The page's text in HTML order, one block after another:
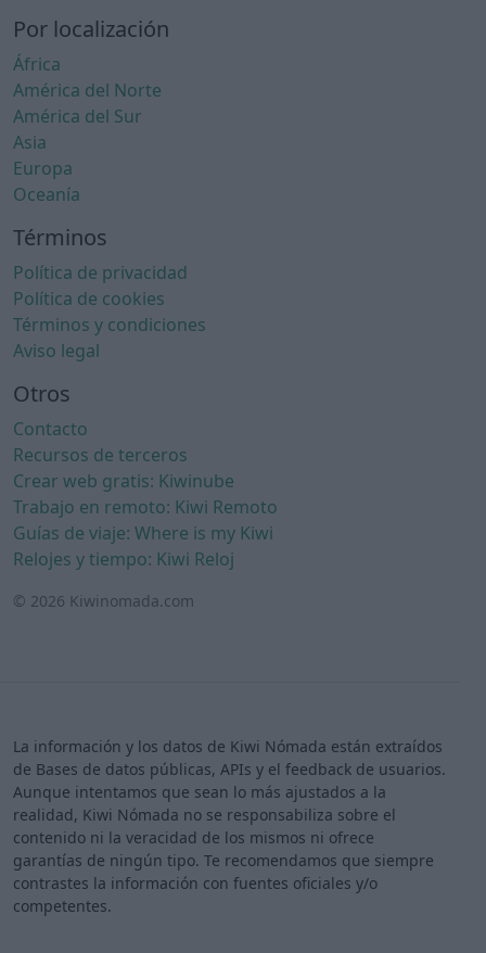
Por localización
África
América del Norte
América del Sur
Asia
Europa
Oceanía
Términos
Política de privacidad
Política de cookies
Términos y condiciones
Aviso legal
Otros
Contacto
Recursos de terceros
Crear web gratis: Kiwinube
Trabajo en remoto: Kiwi Remoto
Guías de viaje: Where is my Kiwi
Relojes y tiempo: Kiwi Reloj
© 2026 Kiwinomada.com
La información y los datos de Kiwi Nómada están extraídos
de Bases de datos públicas, APIs y el feedback de usuarios.
Aunque intentamos que sean lo más ajustados a la
realidad, Kiwi Nómada no se responsabiliza sobre el
contenido ni la veracidad de los mismos ni ofrece
garantías de ningún tipo. Te recomendamos que siempre
contrastes la información con fuentes oficiales y/o
competentes.